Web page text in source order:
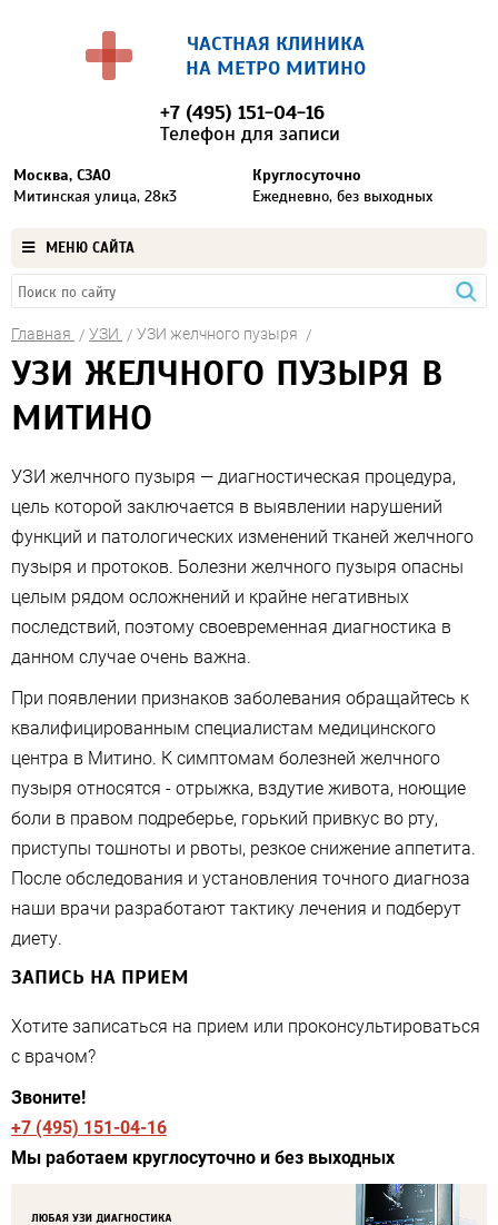
ЧАСТНАЯ КЛИНИКА
НА МЕТРО МИТИНО
Москва, СЗАО
Митинская улица, 28к3
+7 (495) 151-04-16
Телефон для записи
Круглосуточно
Ежедневно, без выходных
МЕНЮ САЙТА
Главная УЗИ УЗИ желчного пузыря
УЗИ ЖЕЛЧНОГО ПУЗЫРЯ В
МИТИНО
УЗИ желчного пузыря — диагностическая процедура,
цель которой заключается в выявлении нарушений
функций и патологических изменений тканей желчного
пузыря и протоков. Болезни желчного пузыря опасны
целым рядом осложнений и крайне негативных
последствий, поэтому своевременная диагностика в
данном случае очень важна.
При появлении признаков заболевания обращайтесь к
квалифицированным специалистам медицинского
центра в Митино. К симптомам болезней желчного
пузыря относятся - отрыжка, вздутие живота, ноющие
боли в правом подреберье, горький привкус во рту,
приступы тошноты и рвоты, резкое снижение аппетита.
После обследования и установления точного диагноза
наши врачи разработают тактику лечения и подберут
диету.
ЗАПИСЬ НА ПРИЕМ
Хотите записаться на прием или проконсультироваться
с врачом?
Звоните!
+7 (495) 151-04-16
Мы работаем круглосуточно и без выходных